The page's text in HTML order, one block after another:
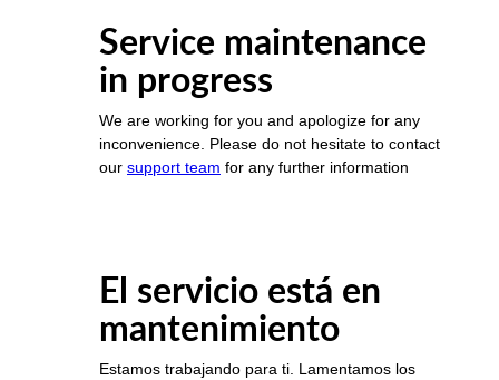
Service maintenance
in progress
We are working for you and apologize for any
inconvenience. Please do not hesitate to contact
our support team for any further information
El servicio está en
mantenimiento
Estamos trabajando para ti. Lamentamos los